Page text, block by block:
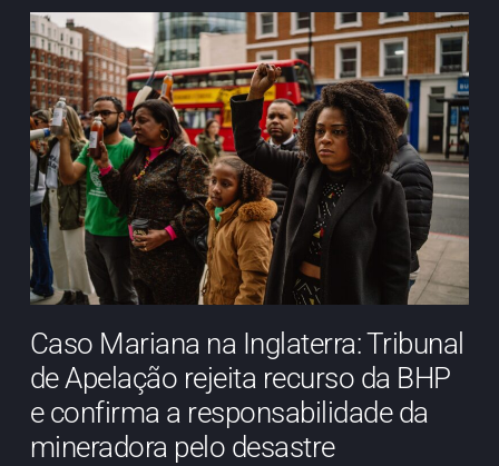
Caso Mariana na Inglaterra: Tribunal
de Apelação rejeita recurso da BHP
e confirma a responsabilidade da
mineradora pelo desastre